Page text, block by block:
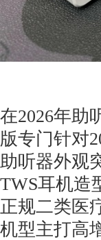
在2026年助
版专门针对
助听器外观
TWS耳机造
正规二类医
机型主打高